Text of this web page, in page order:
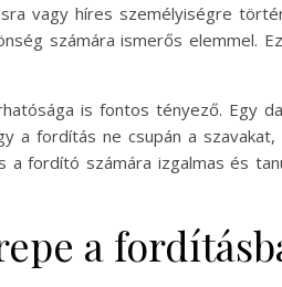
vagy híres személyiségre
számára ismerős elemmel.
is fontos tényező. Egy
a fordítás ne csupán a
a fordító számára izgalmas és
a